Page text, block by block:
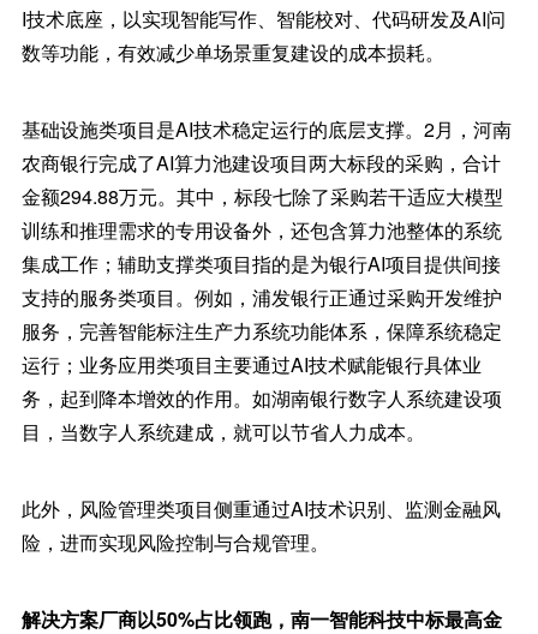
I技术底座，以实现智能写作、智能校对、代码研发及AI问
数等功能，有效减少单场景重复建设的成本损耗。
基础设施类项目是AI技术稳定运行的底层支撑。2月，河南
农商银行完成了AI算力池建设项目两大标段的采购，合计
金额294.88万元。其中，标段七除了采购若干适应大模型
训练和推理需求的专用设备外，还包含算力池整体的系统
集成工作；辅助支撑类项目指的是为银行AI项目提供间接
支持的服务类项目。例如，浦发银行正通过采购开发维护
服务，完善智能标注生产力系统功能体系，保障系统稳定
运行；业务应用类项目主要通过AI技术赋能银行具体业
务，起到降本增效的作用。如湖南银行数字人系统建设项
目，当数字人系统建成，就可以节省人力成本。
此外，风险管理类项目侧重通过AI技术识别、监测金融风
险，进而实现风险控制与合规管理。
解决方案厂商以50%占比领跑，南一智能科技中标最高金